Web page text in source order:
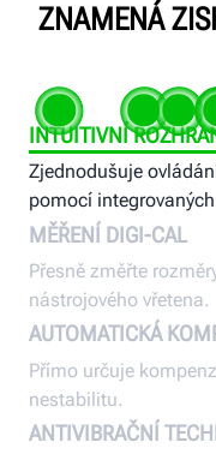
ZNAMENÁ
INTUITIVNÍ
Zjednodušuje
pomocí
MĚŘENÍ DIGI-CAL
Přesně změřte
nástrojového vřetena.
AUTOMATICKÁ
Přímo určuje
nestabilitu.
ANTIVIBRAČNÍ